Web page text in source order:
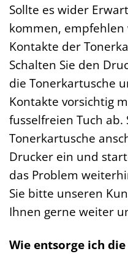
Sollte es wider
kommen,
Kontakte der
Schalten Sie den
die Tonerkartusche
Kontakte vorsichtig
fusselfreien Tuch ab.
Tonerkartusche
Drucker ein und
das Problem
Sie bitte unseren
Ihnen gerne weiter
Wie entsorge ich